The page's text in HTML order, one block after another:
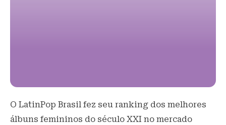
O LatinPop Brasil fez seu ranking dos melhores
álbuns femininos do século XXI no mercado